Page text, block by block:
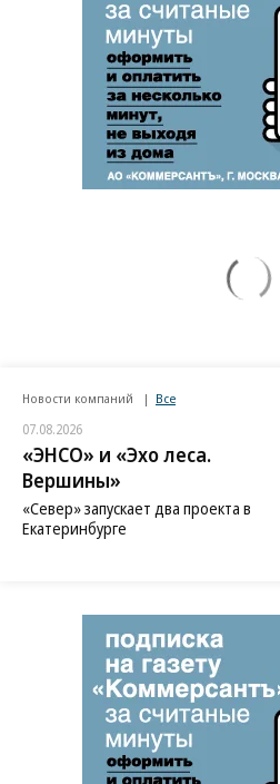
Новости компаний Все
07.08.2026
«ЭНСО» и «Эхо леса.
Вершины»
«Север» запускает два проекта в
Екатеринбурге